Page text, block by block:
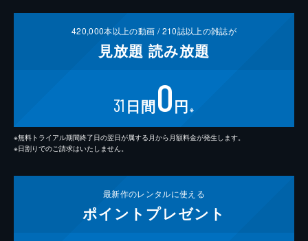
420,000本以上の動画 /210誌以上の雑誌が
見放題 読み放題
31 日間0円 ※
※無料トライアル期間終了日の翌日が属する月から月額料金が発生します。
※日割りでのご請求はいたしません。
最新作のレンタルに使える
ポイント プレゼント